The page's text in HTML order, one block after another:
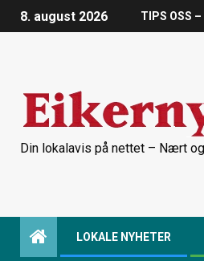
8. august 2026 TIPS OSS –
Din lokalavis på nettet – Nært
LOKALE NYHETER